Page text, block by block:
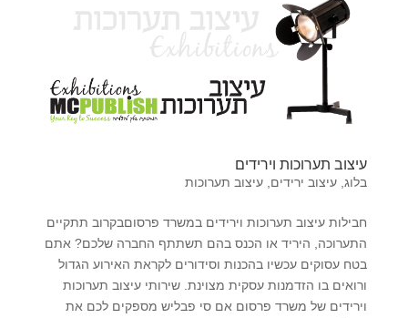
עיצוב תערוכות וירידים
בלוג, עיצוב ירידים עיצוב תערוכות
חבילות עיצוב תערוכות וירידים במשרד פרסוםבקרוב תתקיים
התערוכה, היריד או הכנס בהם תשתתף החברה שלכם? אתם
בטח עסוקים עכשיו בהכנות וסידורים לקראת האירוע הגדול
ורואים בו הזדמנות עסקית מצוינת. שירותי עיצוב תערוכות
וירידים של משרד פרסום אם סי פבליש מספקים לכם את